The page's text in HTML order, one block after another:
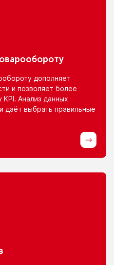
дополняет
и позволяет более
Анализ данных
даёт выбрать правильные